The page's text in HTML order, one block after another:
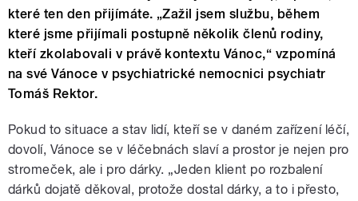
které ten den přijímáte. „Zažil jsem službu, během
které jsme přijímali postupně několik členů rodiny,
kteří zkolabovali v právě kontextu Vánoc,“ vzpomíná
na své Vánoce v psychiatrické nemocnici psychiatr
Tomáš Rektor.
Pokud to situace a stav lidí, kteří se v daném zařízení léčí,
dovolí, Vánoce se v léčebnách slaví a prostor je nejen pro
stromeček, ale i pro dárky. „Jeden klient po rozbalení
dárků dojatě děkoval, protože dostal dárky, a to i přesto,